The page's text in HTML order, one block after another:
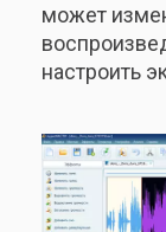
может
настроить